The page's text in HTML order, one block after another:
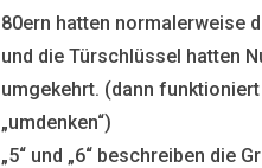
80ern hatten normalerweise
und die Türschlüssel hatten
umgekehrt. (dann
„umdenken“)
„5“ und „6“ beschreiben die